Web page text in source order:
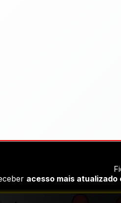
acesso mais atualizado